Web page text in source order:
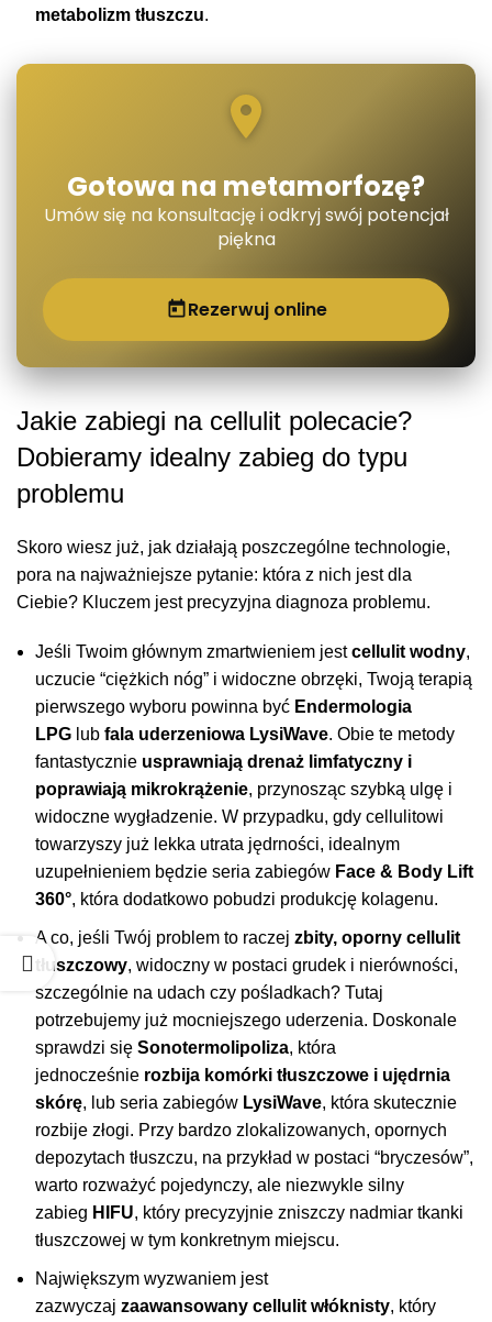
metabolizm tłuszczu.
Gotowa na metamorfozę?
Umów się na konsultację i odkryj swój potencjał
piękna
Rezerwuj online
Jakie zabiegi na cellulit polecacie?
Dobieramy idealny zabieg do typu
problemu
Skoro wiesz już, jak działają poszczególne technologie,
pora na najważniejsze pytanie: która z nich jest dla
Ciebie? Kluczem jest precyzyjna diagnoza problemu.
Jeśli Twoim głównym zmartwieniem jestcellulit wodny,
uczucie “ciężkich nóg” i widoczne obrzęki, Twoją terapią
pierwszego wyboru powinna być Endermologia
LPG lub fala uderzeniowa LysiWave. Obie te metody
fantastycznie usprawniają drenaż limfatyczny i
poprawiają mikrokrążenie, przynosząc szybką ulgę i
widoczne wygładzenie. W przypadku, gdy cellulitowi
towarzyszy już lekka utrata jędrności, idealnym
uzupełnieniem będzie seria zabiegów Face & Body Lift
360°, która dodatkowo pobudzi produkcję kolagenu.
A co, jeśli Twój problem to raczej zbity, oporny cellulit
tłuszczowy, widoczny w postaci grudek i nierówności,
szczególnie na udach czy pośladkach? Tutaj
potrzebujemy już mocniejszego uderzenia. Doskonale
sprawdzi się Sonotermolipoliza, która
jednocześnie rozbija komórki tłuszczowe i ujędrnia
skórę, lub seria zabiegów LysiWave, która skutecznie
rozbije złogi. Przy bardzo zlokalizowanych, opornych
depozytach tłuszczu, na przykład w postaci “bryczesów”,
warto rozważyć pojedynczy, ale niezwykle silny
zabieg HIFU, który precyzyjnie zniszczy nadmiar tkanki
tłuszczowej w tym konkretnym miejscu.
Największym wyzwaniem jest
zazwyczaj zaawansowany cellulit włóknisty, który